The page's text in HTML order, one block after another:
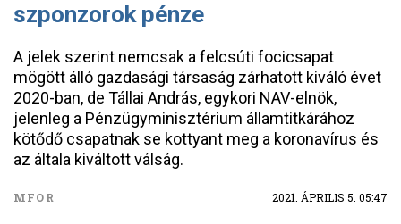
szponzorok pénze
A jelek szerint nemcsak a felcsúti focicsapat
mögött álló gazdasági társaság zárhatott kiváló évet
2020-ban, de Tállai András, egykori NAV-elnök,
jelenleg a Pénzügyminisztérium államtitkárához
kötődő csapatnak se kottyant meg a koronavírus és
az általa kiváltott válság.
MFOR 2021. ÁPRILIS 5. 05:47